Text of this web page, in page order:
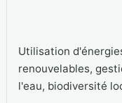
Utilisation
renouvelables,
l'eau, biodiversité